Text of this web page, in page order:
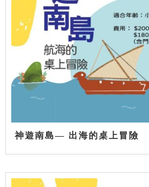
神遊南島— 出海的桌上冒險